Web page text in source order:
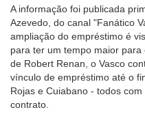
A informação foi publicada
Azevedo, do canal "Fanático
ampliação do empréstimo é
para ter um tempo maior
de Robert Renan, o Vasco
vínculo de empréstimo até o
Rojas e Cuiabano - todos
contrato.